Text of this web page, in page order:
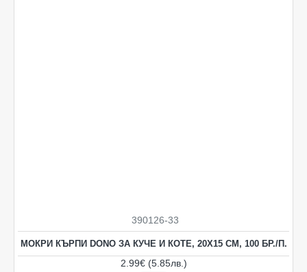
390126-33
МОКРИ КЪРПИ DONO ЗА КУЧЕ И КОТЕ, 20Х15 СМ, 100 БР./П.
2.99€ (5.85лв.)